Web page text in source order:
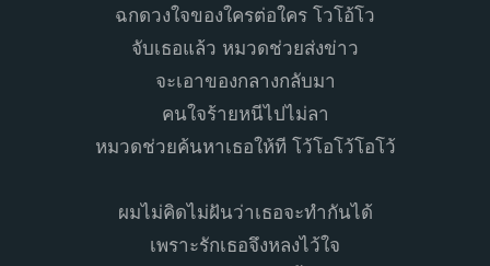
ฉกดวงใจของใครต่อใคร โวโอ้โว
จับเธอแล้ว หมวดช่วยส่งข่าว
จะเอาของกลางกลับมา
คนใจร้ายหนีไปไม่ลา
หมวดช่วยค้นหาเธอให้ที โว้โอโว้โอโว้
ผมไม่คิดไม่ฝันว่าเธอจะทำกันได้
เพราะรักเธอจึงหลงไว้ใจ